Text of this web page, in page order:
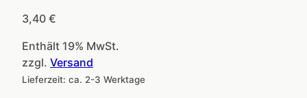
3,40 €
Enthält 19% MwSt.
zzgl. Versand
Lieferzeit: ca. 2-3 Werktage